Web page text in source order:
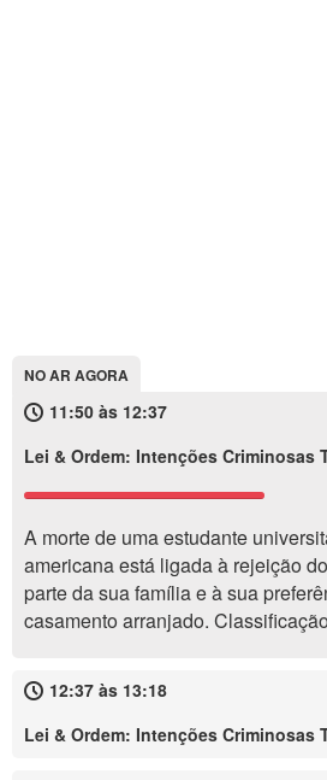
NO AR AGORA
11:50 às 12:37
Lei & Ordem: Intenções Criminosas
A morte de uma estudante
americana está ligada à rejeição
parte da sua família e à sua
casamento arranjado.
12:37 às 13:18
Lei & Ordem: Intenções Criminosas